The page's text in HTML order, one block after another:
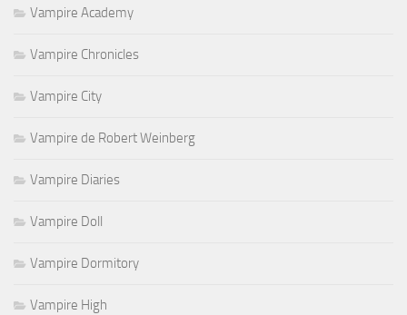
Vampire Academy
Vampire Chronicles
Vampire City
Vampire de Robert Weinberg
Vampire Diaries
Vampire Doll
Vampire Dormitory
Vampire High